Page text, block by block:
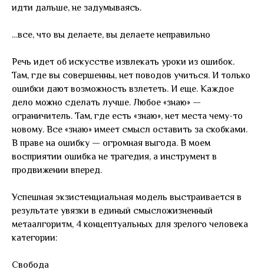
идти дальше, не задумываясь.
…все, что вы делаете, вы делаете неправильно
Речь идет об искусстве извлекать уроки из ошибок.
Там, где вы совершенны, нет поводов учиться. И только
ошибки дают возможность взлететь. И еще. Каждое
дело можно сделать лучше. Любое «знаю» —
ограничитель. Там, где есть «знаю», нет места чему-то
новому. Все «знаю» имеет смысл оставить за скобками.
В праве на ошибку — огромная выгода. В моем
восприятии ошибка не трагедия, а инструмент в
продвижении вперед.
Успешная экзистенциальная модель выстраивается в
результате увязки в единый смысложизненный
метаалгоритм, 4 концептуальных для зрелого человека
категории:
Свобода